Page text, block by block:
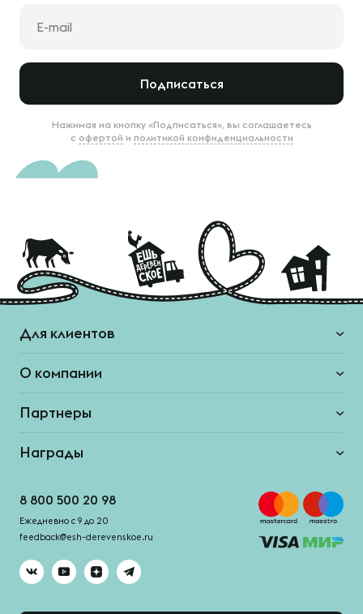
Подписаться
Нажимая на кнопку «Подписаться», вы соглашаетесь
с офертой и политикой конфиденциальности
Для клиентов
О компании
Партнеры
Награды
8 800 500 20 98
Ежедневно с 9 до 20
feedback@esh-derevenskoe.ru